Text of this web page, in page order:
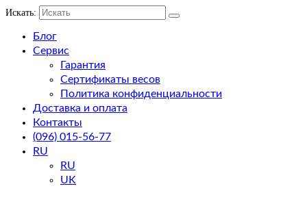
Искать:
Блог
Сервис
Гарантия
Сертификаты весов
Политика конфиденциальности
Доставка и оплата
Контакты
(096) 015-56-77
RU
RU
UK